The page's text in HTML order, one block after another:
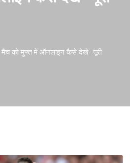
मैच को मुफ्त में ऑनलाइन कैसे देखें- पूरी